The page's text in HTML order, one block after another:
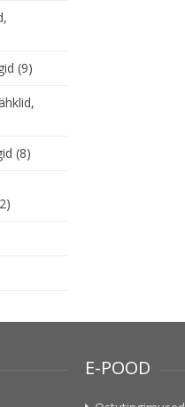
(9)
(8)
E-POOD